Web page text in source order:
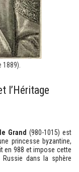
l’Héritage
Grand (980-1015) est
princesse byzantine,
en 988 et impose cette
dans la sphère